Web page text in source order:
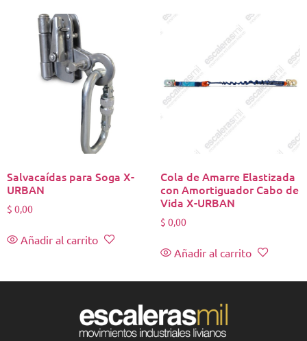
Salvacaídas para Soga X-
URBAN
$ 0,00
Añadir al carrito
Cola de Amarre Elastizada
con Amortiguador Cabo de
Vida X-URBAN
$ 0,00
Añadir al carrito